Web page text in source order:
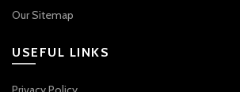
Our Sitemap
USEFUL LINKS